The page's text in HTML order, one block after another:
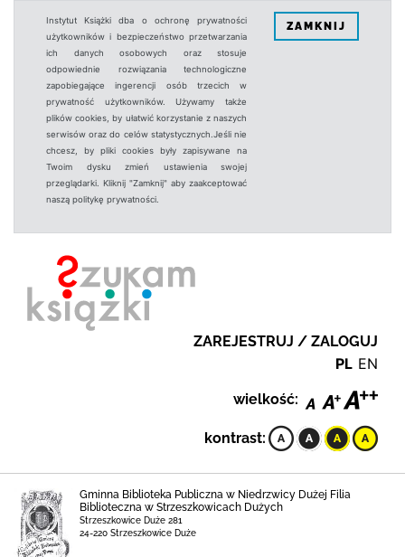
Instytut Książki dba o ochronę prywatności
użytkowników i bezpieczeństwo przetwarzania
ich danych osobowych oraz stosuje
odpowiednie rozwiązania technologiczne
zapobiegające ingerencji osób trzecich w
prywatność użytkowników. Używamy także
plików cookies, by ułatwić korzystanie z naszych
serwisów oraz do celów statystycznych.Jeśli nie
chcesz, by pliki cookies były zapisywane na
Twoim dysku zmień ustawienia swojej
przeglądarki. Kliknij "Zamknij" aby zaakceptować
naszą politykę prywatności.
ZAMKNIJ
ZAREJESTRUJ / ZALOGUJ
PL EN
wielkość:
kontrast:
Gminna Biblioteka Publiczna w Niedrzwicy Dużej Filia
Biblioteczna w Strzeszkowicach Dużych
Strzeszkowice Duże 281
24-220 Strzeszkowice Duże